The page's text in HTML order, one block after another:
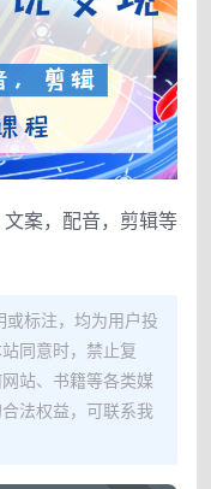
案，配音，剪辑等
标注，均为用户投
同意时，禁止复
站、书籍等各类媒
法权益，可联系我